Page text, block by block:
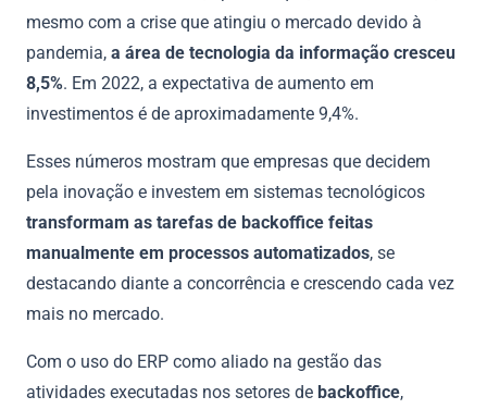
mesmo com a crise que atingiu o mercado devido à
pandemia, a área de tecnologia da informação cresceu
8,5%. Em 2022, a expectativa de aumento em
investimentos é de aproximadamente 9,4%.
Esses números mostram que empresas que decidem
pela inovação e investem em sistemas tecnológicos
transformam as tarefas de backoffice feitas
manualmente em processos automatizados, se
destacando diante a concorrência e crescendo cada vez
mais no mercado.
Com o uso do ERP como aliado na gestão das
atividades executadas nos setores de backoffice,